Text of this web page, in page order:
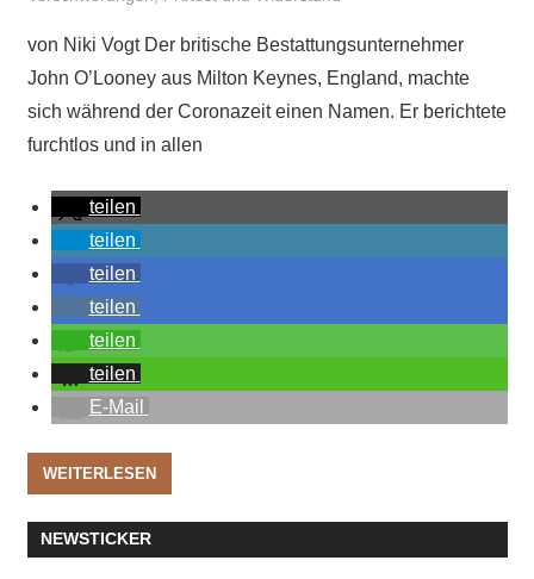
von Niki Vogt Der britische Bestattungsunternehmer
John O’Looney aus Milton Keynes, England, machte
sich während der Coronazeit einen Namen. Er berichtete
furchtlos und in allen
teilen
teilen
teilen
teilen
teilen
teilen
E-Mail
WEITERLESEN
NEWSTICKER